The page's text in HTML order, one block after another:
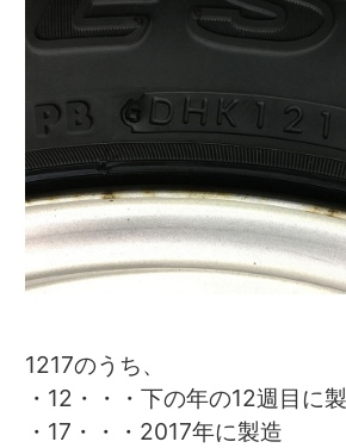
1217のうち、
・12・・・下の年の12週目に
・17・・・2017年に製造